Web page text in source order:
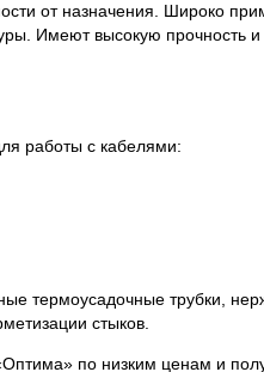
от назначения. Широко
Имеют высокую прочность и
работы с кабелями:
термоусадочные трубки,
стыков.
по низким ценам и